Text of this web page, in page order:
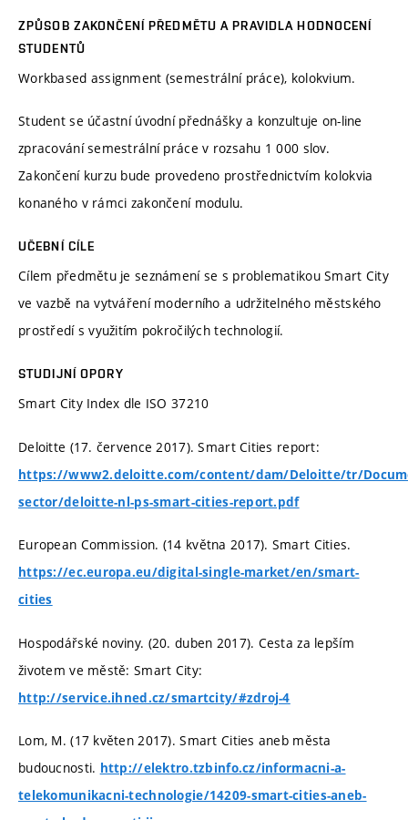
ZPŮSOB ZAKONČENÍ PŘEDMĚTU A PRAVIDLA HODNOCENÍ
STUDENTŮ
Workbased assignment (semestrální práce), kolokvium.
Student se účastní úvodní přednášky a konzultuje on-line
zpracování semestrální práce v rozsahu 1 000 slov.
Zakončení kurzu bude provedeno prostřednictvím kolokvia
konaného v rámci zakončení modulu.
UČEBNÍ CÍLE
Cílem předmětu je seznámení se s problematikou Smart City
ve vazbě na vytváření moderního a udržitelného městského
prostředí s využitím pokročilých technologií.
STUDIJNÍ OPORY
Smart City Index dle ISO 37210
Deloitte (17. července 2017). Smart Cities report:
https://www2.deloitte.com/content/dam/Deloitte/tr/
sector/deloitte-nl-ps-smart-cities-report.pdf
European Commission. (14 května 2017). Smart Cities.
https://ec.europa.eu/digital-single-market/en/smart-
cities
Hospodářské noviny. (20. duben 2017). Cesta za lepším
životem ve městě: Smart City:
http://service.ihned.cz/smartcity/#zdroj-4
Lom, M. (17 květen 2017). Smart Cities aneb města
budoucnosti. http://elektro.tzbinfo.cz/informacni-a-
telekomunikacni-technologie/14209-smart-cities-aneb-